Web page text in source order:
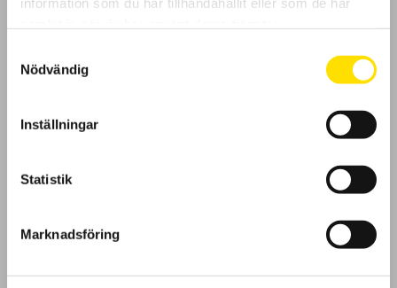
Nödvändig
Inställningar
Statistik
Marknadsföring
Kundundersökning